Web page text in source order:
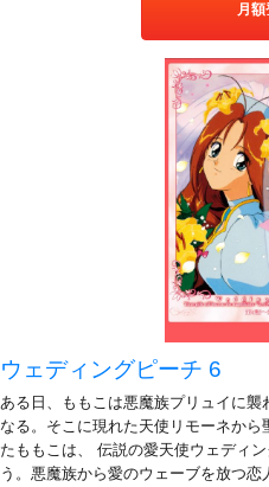
月額
ウェディングピーチ 6
ある日、ももこは悪魔族プリュイに
なる。そこに現れた天使リモーネか
たももこは、 伝説の愛天使ウェディ
う。悪魔族から愛のウェーブを放つ